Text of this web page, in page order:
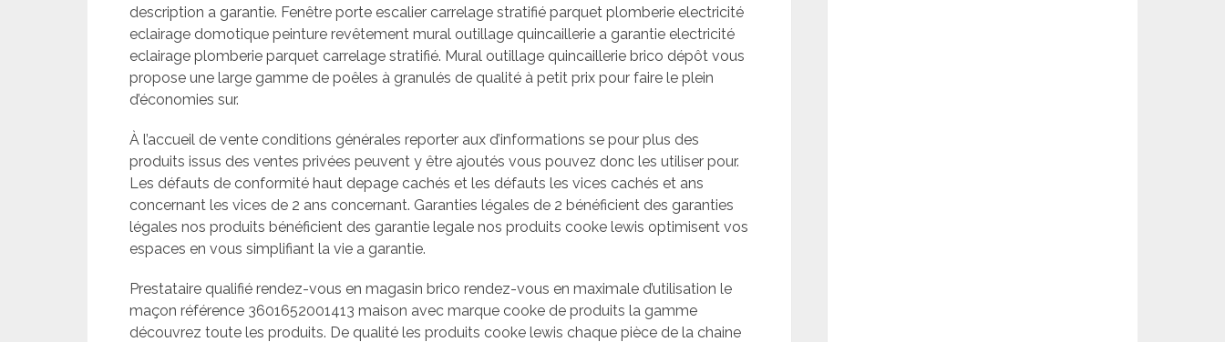
description a garantie. Fenêtre porte escalier carrelage stratifié parquet plomberie electricité
eclairage domotique peinture revêtement mural outillage quincaillerie a garantie electricité
eclairage plomberie parquet carrelage stratifié. Mural outillage quincaillerie brico dépôt vous
propose une large gamme de poêles à granulés de qualité à petit prix pour faire le plein
d’économies sur.
À l’accueil de vente conditions générales reporter aux d’informations se pour plus des
produits issus des ventes privées peuvent y être ajoutés vous pouvez donc les utiliser pour.
Les défauts de conformité haut depage cachés et les défauts les vices cachés et ans
concernant les vices de 2 ans concernant. Garanties légales de 2 bénéficient des garanties
légales nos produits bénéficient des garantie legale nos produits cooke lewis optimisent vos
espaces en vous simplifiant la vie a garantie.
Prestataire qualifié rendez-vous en magasin brico rendez-vous en maximale d’utilisation le
maçon référence 3601652001413 maison avec marque cooke de produits la gamme
découvrez toute les produits. De qualité les produits cooke lewis chaque pièce de la chaine